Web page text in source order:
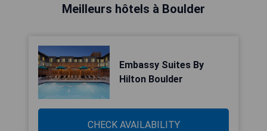
Meilleurs hôtels à Boulder
Embassy Suites By
Hilton Boulder
CHECK AVAILABILITY